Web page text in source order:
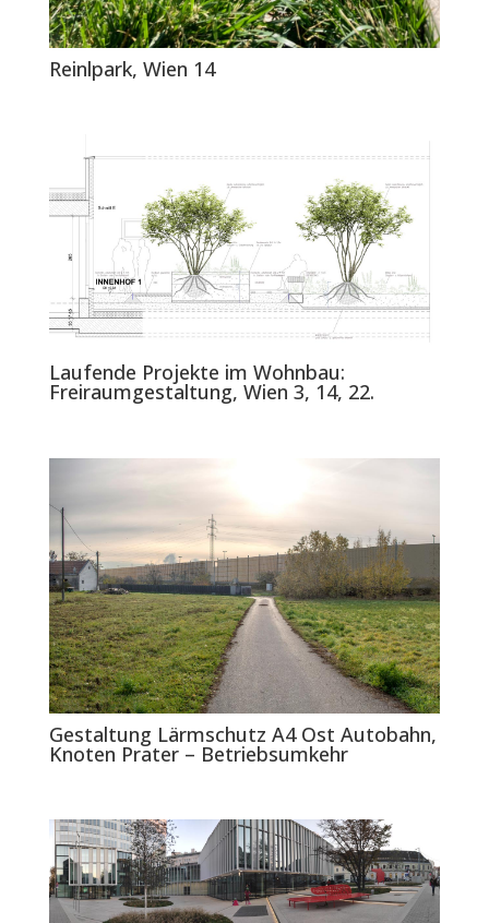
Reinlpark, Wien 14
Laufende Projekte im Wohnbau:
Freiraumgestaltung, Wien 3, 14, 22.
Gestaltung Lärmschutz A4 Ost Autobahn,
Knoten Prater – Betriebsumkehr